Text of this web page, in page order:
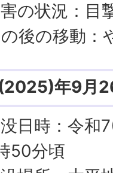
の状況：目
後の移動：
年9月
日時：令和
50分頃